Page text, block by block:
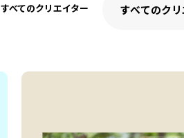
すべてのクリエイター